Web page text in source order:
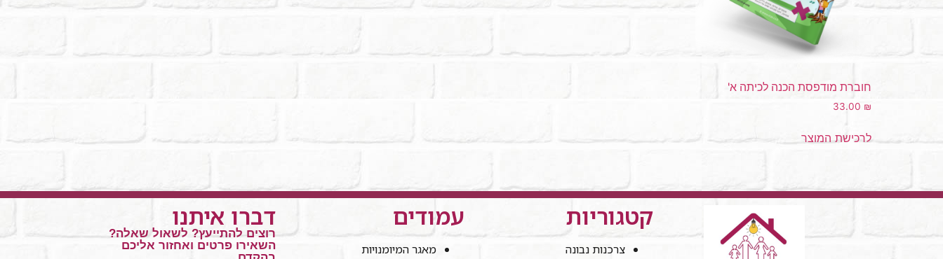
חוברת מודפסת הכנה לכיתה א'
33.00 ₪
לרכישת המוצר
קטגוריות
צרכנות נבונה
עמודים
מאגר המיומנויות
דברו איתנו
רוצים להתייעץ? לשאול שאלה?
השאירו פרטים ואחזור אליכם